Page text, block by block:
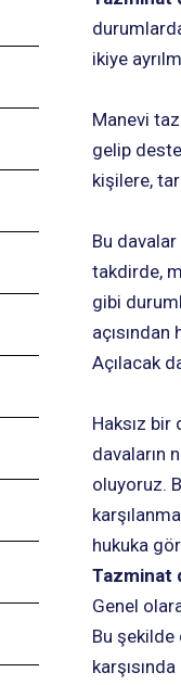
ikiye
Manevi
gelip
kişilere,
Bu
takdirde,
gibi
Açılacak
Haksız
davaların
oluyoruz.
hukuka
Tazminat
Genel
Bu şekilde